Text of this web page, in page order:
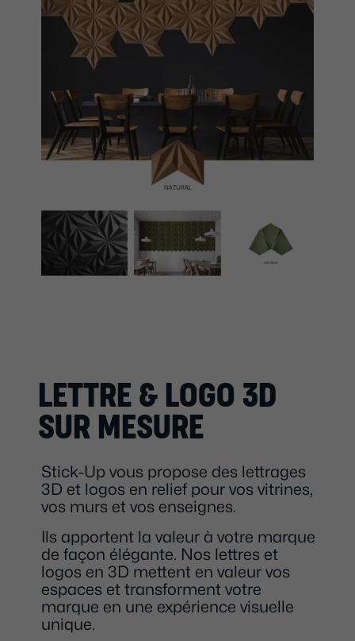
LETTRE & LOGO 3D
SUR MESURE
Stick-Up vous propose des lettrages
3D et logos en relief pour vos vitrines,
vos murs et vos enseignes.
Ils apportent la valeur à votre marque
de façon élégante. Nos lettres et
logos en 3D mettent en valeur vos
espaces et transforment votre
marque en une expérience visuelle
unique.